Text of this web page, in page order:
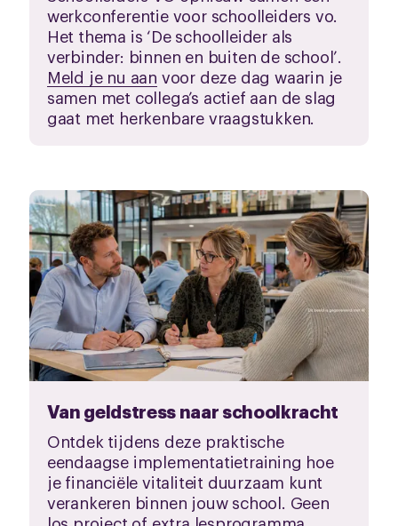
werkconferentie voor schoolleiders vo.
Het thema is ‘De schoolleider als
verbinder: binnen en buiten de school’.
Meld je nu aan voor deze dag waarin je
samen met collega’s actief aan de slag
gaat met herkenbare vraagstukken.
Van geldstress naar schoolkracht
Ontdek tijdens deze praktische
eendaagse implementatietraining hoe
je financiële vitaliteit duurzaam kunt
verankeren binnen jouw school. Geen